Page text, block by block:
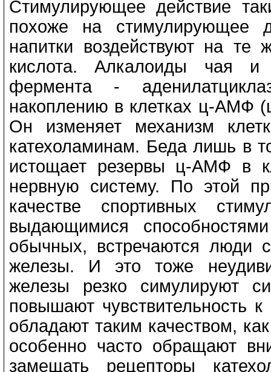
Стимулирующее действие
похоже на стимулирующее
напитки воздействуют на
кислота. Алкалоиды чая и
фермента -
накоплению в клетках ц-АМФ
Он изменяет механизм
катехоламинам. Беда лишь в
истощает резервы ц-АМФ в
нервную систему. По этой
качестве спортивных
выдающимися
обычных, встречаются люди
железы. И это тоже
железы резко симулируют
повышают чувствительность
обладают таким качеством,
особенно часто обращают
замещать рецепторы